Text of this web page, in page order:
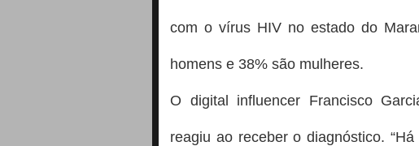
com o vírus HIV no estado do
homens e 38% são mulheres.
O digital influencer Francisco
reagiu ao receber o diagnóstico.